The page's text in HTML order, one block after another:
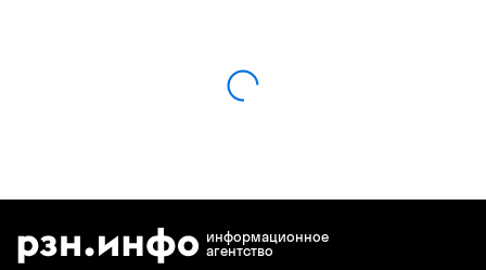
информационное
агентство